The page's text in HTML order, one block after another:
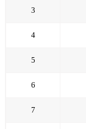
3
4
5
6
7